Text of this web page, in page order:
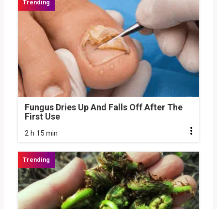
Fungus Dries Up And Falls Off After The
First Use
2 h 15 min